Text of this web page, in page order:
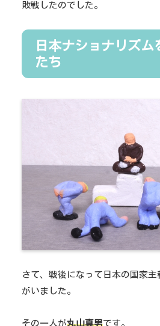
敗戦したのでした。
日本ナショナリズム
たち
さて、戦後になって日本の国家
がいました。
その一人が丸山真男です。